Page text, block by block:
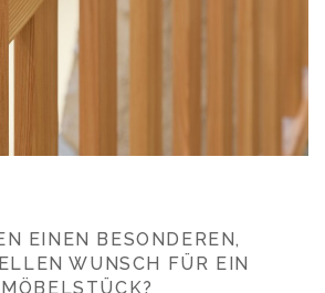
EINEN BESONDEREN,
WUNSCH FÜR EIN
MÖBELSTÜCK?